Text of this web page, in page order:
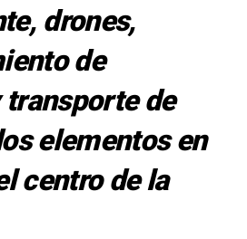
drones,
de
de
elementos en
centro de la